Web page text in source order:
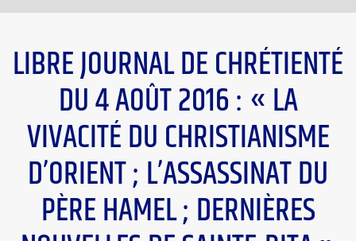
LIBRE JOURNAL DE CHRÉTIENTÉ
DU 4 AOÛT 2016 : « LA
VIVACITÉ DU CHRISTIANISME
D’ORIENT ; L’ASSASSINAT DU
PÈRE HAMEL ; DERNIÈRES